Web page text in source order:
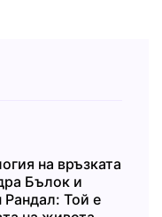
на връзката
Бълок и
Рандал: Той е